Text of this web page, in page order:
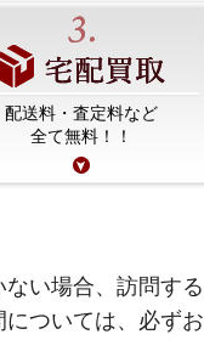
配送料・査定料など
全て無料！！
い場合、訪問する
ついては、必ずお